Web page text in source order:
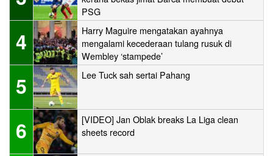
PSG
4
Harry Maguire mengatakan ayahnya
mengalami kecederaan tulang rusuk di
Wembley ‘stampede’
5 Lee Tuck sah sertai Pahang
6
[VIDEO] Jan Oblak breaks La Liga clean
sheets record